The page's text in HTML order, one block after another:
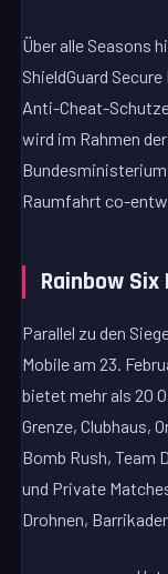
Über alle Seasons
ShieldGuard
Anti-Cheat-
wird im Rahmen
Raumfahrt co-
Rainbow
Parallel zu den
Mobile am 23.
bietet mehr als 20
Grenze, Clubhaus,
Bomb Rush, Team
und Private
Drohnen,